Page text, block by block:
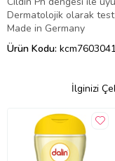
Dermatolojik olarak
Made in Germany
Ürün Kodu:
İlginizi